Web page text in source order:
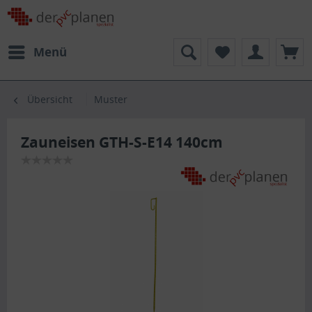
Menü
Übersicht Muster
Zauneisen GTH-S-E14 140cm